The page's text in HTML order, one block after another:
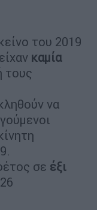
του 2019
καμία
τους
να
σε έξι